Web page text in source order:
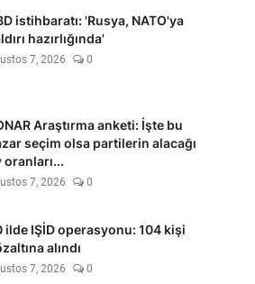
istihbaratı: 'Rusya, NATO'ya
hazırlığında'
7, 2026 0
Araştırma anketi: İşte bu
seçim olsa partilerin alacağı
oranları...
7, 2026 0
ilde IŞİD operasyonu: 104 kişi
alındı
7, 2026 0